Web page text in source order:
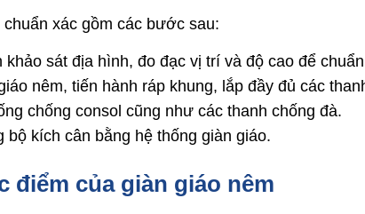
xác gồm các bước sau:
sát địa hình, đo đạc vị trí và độ cao để
nêm, tiến hành ráp khung, lắp đầy đủ các
chống consol cũng như các thanh chống đà.
bộ kích cân bằng hệ thống giàn giáo.
điểm của giàn giáo nêm